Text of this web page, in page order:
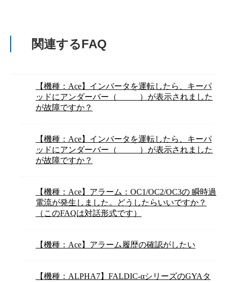
関連するFAQ
【機種：Ace】インバータを運転したら、キーパ
ッドにアンダーバー（_ _ _ _）が表示されました
が故障ですか？
【機種：Ace】インバータを運転したら、キーパ
ッドにアンダーバー（_ _ _ _）が表示されました
が故障ですか？
【機種：Ace】アラーム：OC1/OC2/OC3の 瞬時過
電流が発生しました。どうしたらいいですか？
（このFAQは対話形式です）
【機種：Ace】アラーム履歴の確認がしたい
【機種：ALPHA7】FALDIC-αシリーズのGYAタ